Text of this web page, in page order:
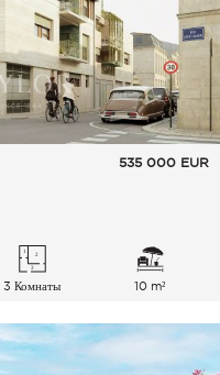
535 000 EUR
3 Комнаты 10 m²